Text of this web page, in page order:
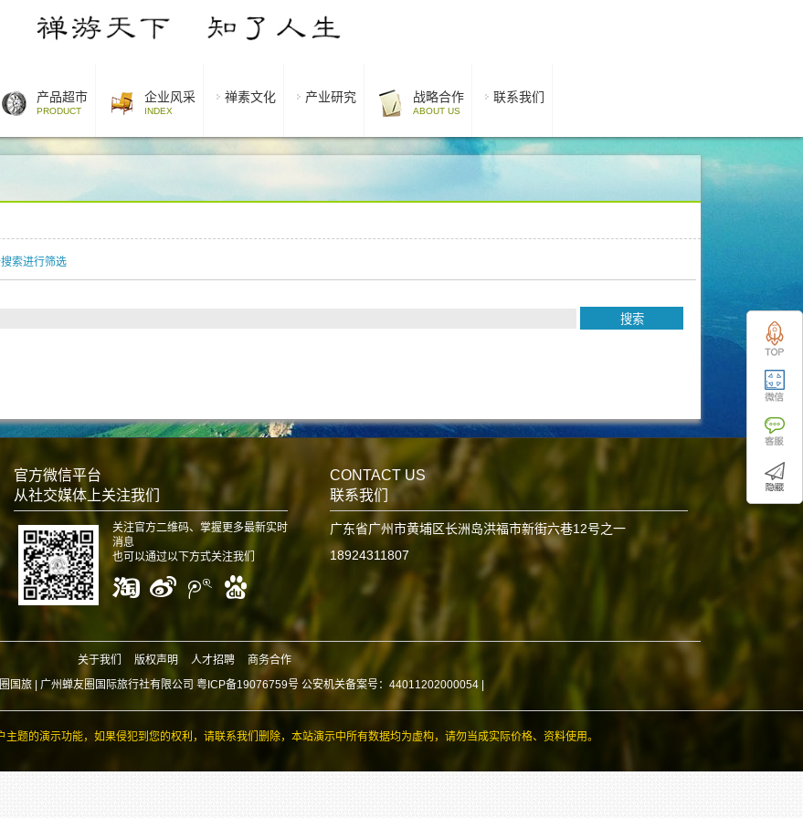
产品超市
PRODUCT
企业风采
INDEX
禅素文化 产业研究 战略合作
ABOUT US
联系我们
索进行筛选
官方微信平台
从社交媒体上关注我们
关注官方二维码、掌握更多最新实时
消息
也可以通过以下方式关注我们
CONTACT US
联系我们
广东省广州市黄埔区长洲岛洪福市新街六巷12号之一
18924311807
关于我们 版权声明 人才招聘
商务合作
国旅 | 广州蝉友圈国际旅行社有限公司 粤ICP备19076759号 公安机关备案号：44011202000054
题的演示功能，如果侵犯到您的权利，请联系我们删除，本站演示中所有数据均为虚构，请勿当成实际价格、资料使用。